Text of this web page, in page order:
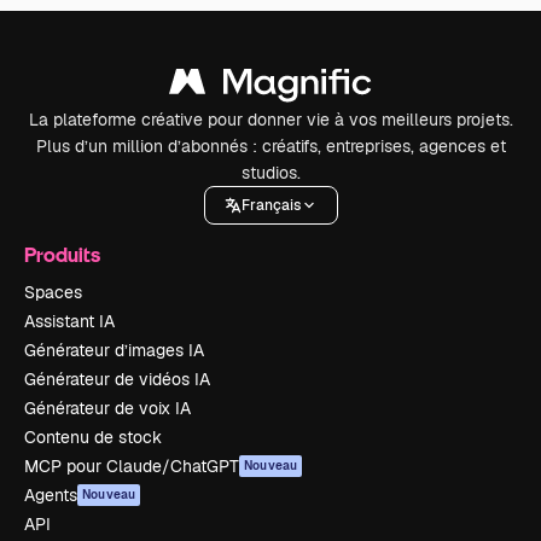
La plateforme créative pour donner vie à vos meilleurs projets.
Plus d’un million d’abonnés : créatifs, entreprises, agences et
studios.
Français
Produits
Spaces
Assistant IA
Générateur d’images IA
Générateur de vidéos IA
Générateur de voix IA
Contenu de stock
MCP pour Claude/ChatGPT Nouveau
Agents Nouveau
API